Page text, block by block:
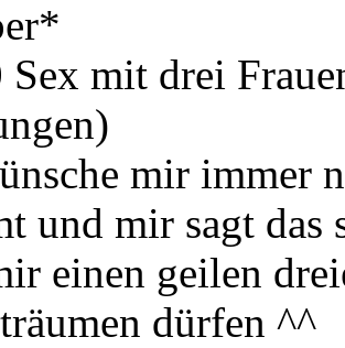
Sex mit drei
mir immer
und mir sagt das
einen geilen
dürfen ^^